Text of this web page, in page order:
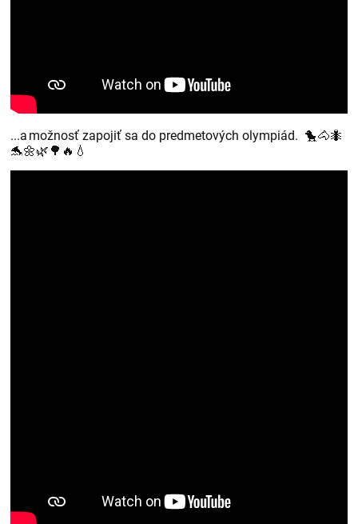
...a možnosť zapojiť sa do predmetových olympiád. 🐤🐴🐜
🐬🌼🌿🌳🔥💧